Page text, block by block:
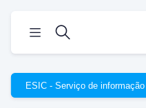
ESIC - Serviço de